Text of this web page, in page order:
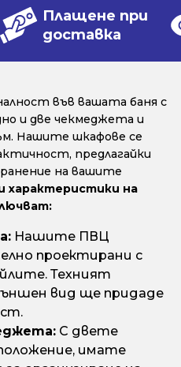
Плащене при
доставка
във вашата баня с
и две чекмеджета и
Нашите шкафове се
предлагайки
на вашите
характеристики на
Нашите ПВЦ
проектирани с
Техният
вид ще придаде
С двете
имате